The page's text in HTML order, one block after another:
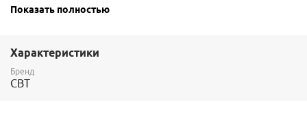
Показать полностью
Характеристики
Бренд
СВТ